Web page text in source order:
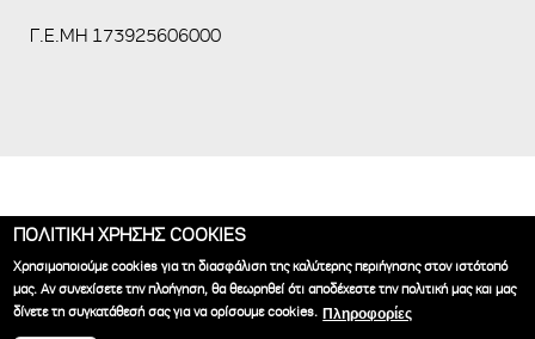
Γ.Ε.ΜΗ 173925606000
ΑΡΧΙΚΗ ΞΕΝΟΔΟΧΕΙΟ ΔΙΑΜΟΝΗ
ΕΜΠΕΙΡΙΑ GALLERY ΝΕΑ ΕΠΙΚΟΙΝΩΝΙΑ BOOK NOW
ΠΟΛΙΤΙΚΗ ΧΡΗΣΗΣ COOKIES
Χρησιμοποιούμε cookies για τη διασφάλιση της καλύτερης περιήγησης στον ιστότοπό
μας. Αν συνεχίσετε την πλοήγηση, θα θεωρηθεί ότι αποδέχεστε την πολιτική μας και μας
δίνετε τη συγκατάθεσή σας για να ορίσουμε cookies. Πληροφορίες